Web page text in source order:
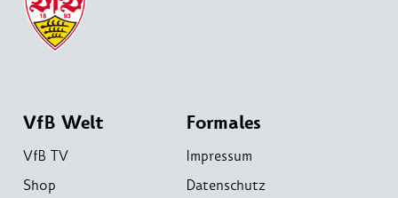
VfB Welt
VfB TV
Shop
Formales
Impressum
Datenschutz